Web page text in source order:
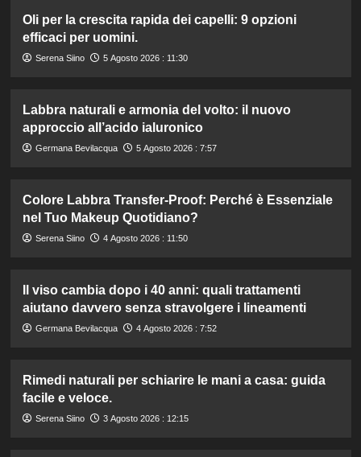
Oli per la crescita rapida dei capelli: 9 opzioni
efficaci per uomini.
Serena Siino 5 Agosto 2026 : 11:30
Labbra naturali e armonia del volto: il nuovo
approccio all’acido ialuronico
Germana Bevilacqua 5 Agosto 2026 : 7:57
Colore Labbra Transfer-Proof: Perché è Essenziale
nel Tuo Makeup Quotidiano?
Serena Siino 4 Agosto 2026 : 11:50
Il viso cambia dopo i 40 anni: quali trattamenti
aiutano davvero senza stravolgere i lineamenti
Germana Bevilacqua 4 Agosto 2026 : 7:52
Rimedi naturali per schiarire le mani a casa: guida
facile e veloce.
Serena Siino 3 Agosto 2026 : 12:15